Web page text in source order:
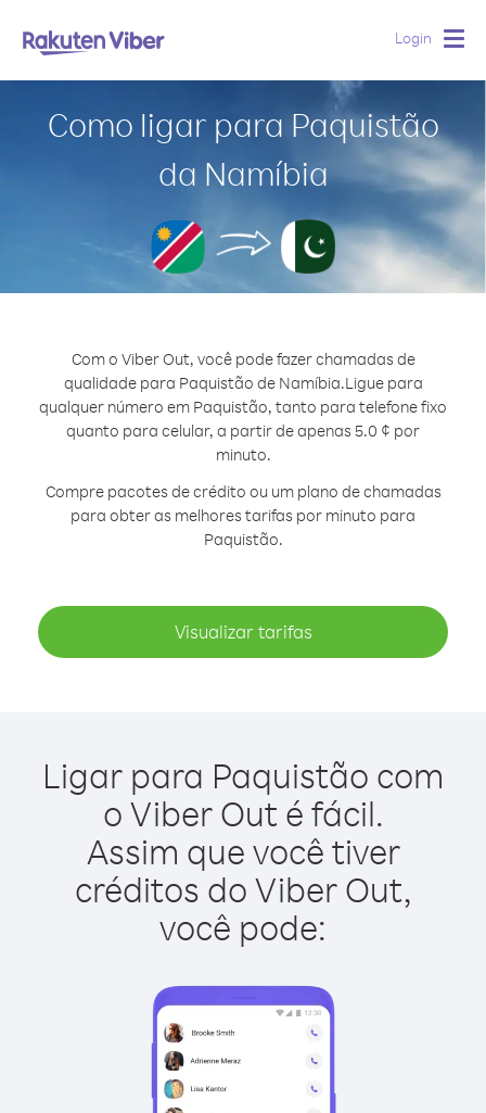
Login
Como ligar para Paquistão
da Namíbia
Com o Viber Out, você pode fazer chamadas de
qualidade para Paquistão de Namíbia.Ligue para
qualquer número em Paquistão, tanto para telefone fixo
quanto para celular, a partir de apenas 5.0 ¢ por
minuto.
Compre pacotes de crédito ou um plano de chamadas
para obter as melhores tarifas por minuto para
Paquistão.
Visualizar tarifas
Ligar para Paquistão com
o Viber Out é fácil.
Assim que você tiver
créditos do Viber Out,
você pode: